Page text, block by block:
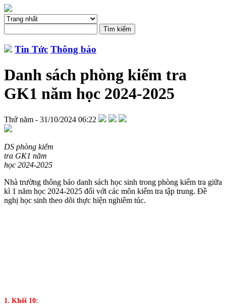
Tin Tức Thông báo
Danh sách phòng kiểm tra
GK1 năm học 2024-2025
Thứ năm - 31/10/2024 06:22
DS phòng kiểm
tra GK1 năm
học 2024-2025
Nhà trường thông báo danh sách học sinh trong phòng kiểm tra giữa
kì 1 năm học 2024-2025 đối với các môn kiểm tra tập trung. Đề
nghị học sinh theo dõi thực hiện nghiêm túc.
1. Khối 10: